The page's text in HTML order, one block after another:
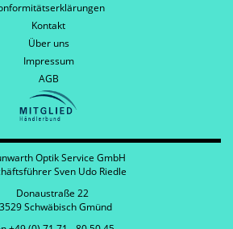
Kontakt
Über uns
Impressum
AGB
Optik Service GmbH
Sven Udo Riedle
Donaustraße 22
Schwäbisch Gmünd